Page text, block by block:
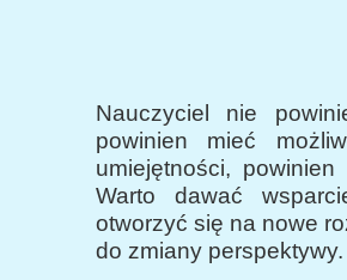
Nauczyciel nie
powinien mieć
umiejętności,
Warto dawać
otworzyć się na nowe
do zmiany perspektywy.